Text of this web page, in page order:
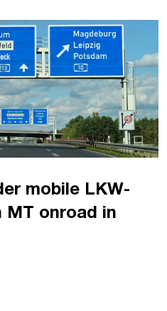
mobile LKW-
MT onroad in